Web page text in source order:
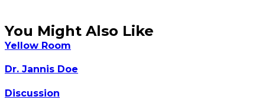
You Might Also Like
Yellow Room
Dr. Jannis Doe
Discussion